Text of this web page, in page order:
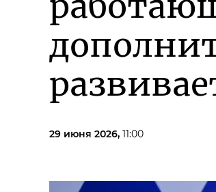
29 июня 2026, 11:00